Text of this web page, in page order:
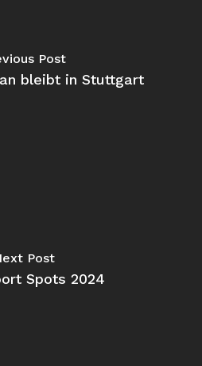
Post
bleibt in Stuttgart
Post
Spots 2024